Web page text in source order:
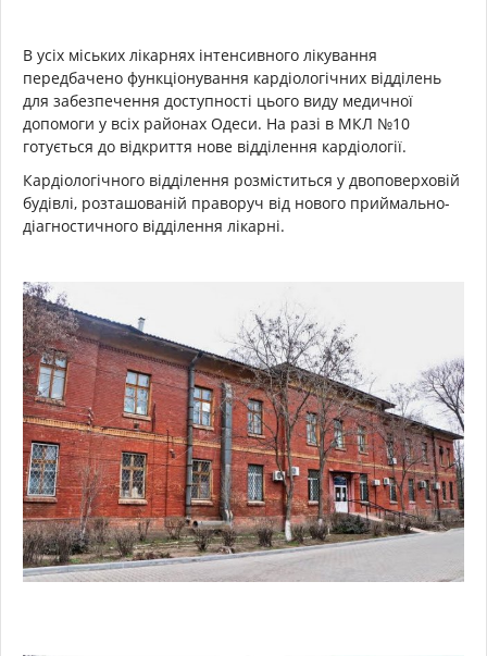
В усіх міських лікарнях інтенсивного лікування
передбачено функціонування кардіологічних відділень
для забезпечення доступності цього виду медичної
допомоги у всіх районах Одеси. На разі в МКЛ №10
готується до відкриття нове відділення кардіології.
Кардіологічного відділення розміститься у двоповерховій
будівлі, розташованій праворуч від нового приймально-
діагностичного відділення лікарні.